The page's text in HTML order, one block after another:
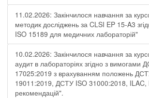
11.02.2026: Закінчилося навчання за
методик досліджень за CLSI EP 15-A3
ISO 15189 для медичних лабораторій"
10.02.2026: Закінчилося навчання за
аудит в лабораторіях згідно з вимогами
17025:2019 з врахуванням положень
19011:2019, ДСТУ ISO 31000:2018, ILAC,
рекомендацій".